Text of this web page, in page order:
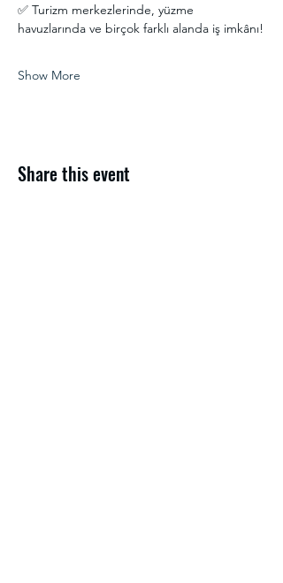
✅ Turizm merkezlerinde, yüzme
havuzlarında ve birçok farklı alanda iş imkânı!
Show More
Share this event